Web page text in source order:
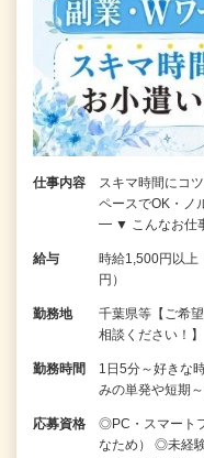
仕事内容
スキマ時間にコ
ペースでOK
━ ▼ こんなお
給与
時給1,500円以上
円）
勤務地
千葉県等【ご希
相談ください！】
勤務時間
1日5分～好きな
みの単発や短期
応募資格
◎PC・スマート
なため） ◎未経